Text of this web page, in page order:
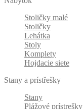
Stoličky malé
Stoličky
Lehátka
Stoly
Komplety
Hojdacie siete
Stany a prístřešky
Stany
Plážové prístrešky